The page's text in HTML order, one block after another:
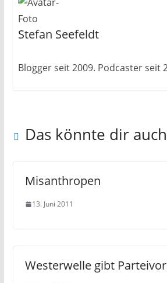
Stefan Seefeldt
Blogger seit 2009. Podcaster seit
Das könnte dir
Misanthropen
13. Juni 2011
Westerwelle gibt